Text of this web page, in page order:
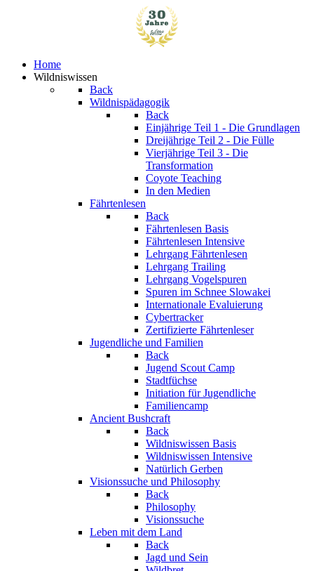
Home
Wildniswissen
Back
Wildnispädagogik
Back
Einjährige Teil 1 - Die Grundlagen
Dreijährige Teil 2 - Die Fülle
Vierjährige Teil 3 - Die
Transformation
Coyote Teaching
In den Medien
Fährtenlesen
Back
Fährtenlesen Basis
Fährtenlesen Intensive
Lehrgang Fährtenlesen
Lehrgang Trailing
Lehrgang Vogelspuren
Spuren im Schnee Slowakei
Internationale Evaluierung
Cybertracker
Zertifizierte Fährtenleser
Jugendliche und Familien
Back
Jugend Scout Camp
Stadtfüchse
Initiation für Jugendliche
Familiencamp
Ancient Bushcraft
Back
Wildniswissen Basis
Wildniswissen Intensive
Natürlich Gerben
Visionssuche und Philosophy
Back
Philosophy
Visionssuche
Leben mit dem Land
Back
Jagd und Sein